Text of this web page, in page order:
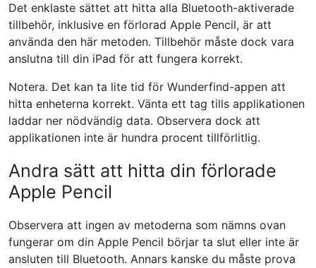
Det enklaste sättet att hitta alla Bluetooth-aktiverade
tillbehör, inklusive en förlorad Apple Pencil, är att
använda den här metoden. Tillbehör måste dock vara
anslutna till din iPad för att fungera korrekt.
Notera. Det kan ta lite tid för Wunderfind-appen att
hitta enheterna korrekt. Vänta ett tag tills applikationen
laddar ner nödvändig data. Observera dock att
applikationen inte är hundra procent tillförlitlig.
Andra sätt att hitta din förlorade
Apple Pencil
Observera att ingen av metoderna som nämns ovan
fungerar om din Apple Pencil börjar ta slut eller inte är
ansluten till Bluetooth. Annars kanske du måste prova